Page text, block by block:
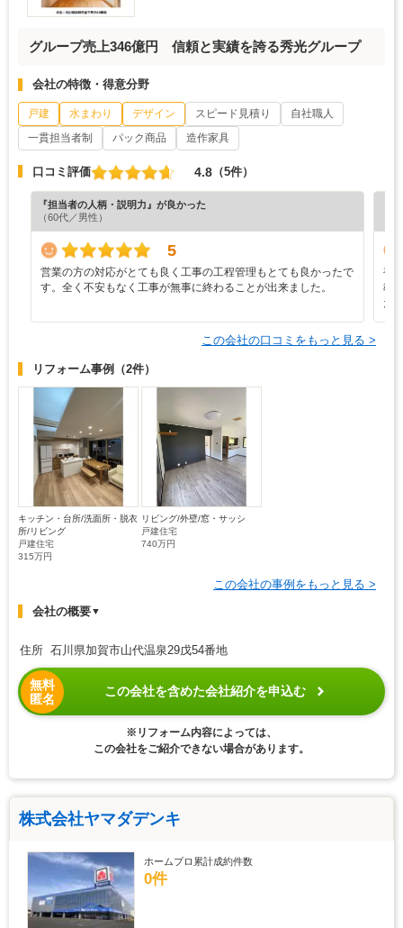
グループ売上346億円 信頼と実績を誇る秀光グループ
会社の特徴・得意分野
戸建 水まわり デザイン スピード見積り
自社職人
一貫担当者制
パック商品 造作家具
口コミ評価 4.8 （5件）
『担当者の人柄・説明力』が良かった
（60代／男性）
5
営業の方の対応がとても良く工事の工程管理もとても良かったで
す。全く不安もなく工事が無事に終わることが出来ました。
補
教
た
この会社の口コミをもっと見る >
リフォーム事例 （2件）
キッチン・台所/洗面所・脱衣
所/リビング
戸建住宅
315万円
リビング/外壁/窓・サッシ
戸建住宅
740万円
この会社の事例をもっと見る >
会社の概要▼
住所 石川県加賀市山代温泉29戊54番地
無料
匿名
この会社を含めた会社紹介を申込む
※リフォーム内容によっては、
この会社をご紹介できない場合があります。
株式会社ヤマダデンキ
ホームプロ累計成約件数
0件